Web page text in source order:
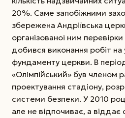
20%. Саме запобіжними
збережена Андріївська
організованої ним
добився виконання робіт на
фундаменту церкви. В
«Олімпійський» був членом
проектування стадіону,
системи безпеки. У 2010
але не відпочиває, а віддає